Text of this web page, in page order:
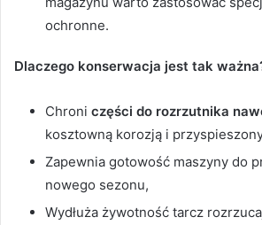
ochronne.
Dlaczego konserwacja jest tak
Chroni części do rozrzutnika
kosztowną korozją i
Zapewnia gotowość maszyny do
nowego sezonu,
Wydłuża żywotność tarcz